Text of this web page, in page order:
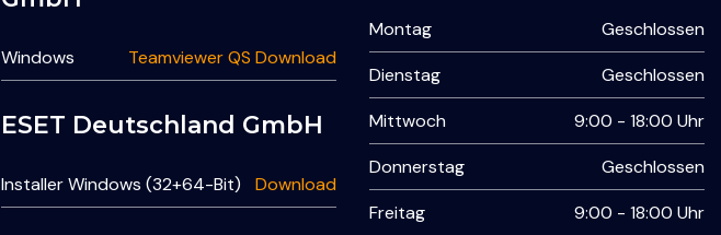
Windows Teamviewer QS Download
ESET Deutschland GmbH
Installer Windows (32+64-Bit) Download
Montag
Geschlossen
Dienstag
Geschlossen
Mittwoch
9:00 - 18:00 Uhr
Donnerstag
Geschlossen
Freitag
9:00 - 18:00 Uhr